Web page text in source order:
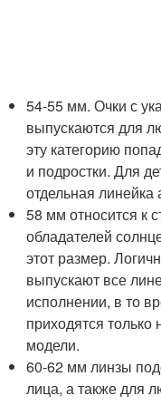
54-55 мм. Очки с
выпускаются для
эту категорию
и подростки. Для
отдельная линейка
58 мм относится к
обладателей
этот размер.
выпускают все
исполнении, в то
приходятся
модели.
60-62 мм линзы
лица, а также для